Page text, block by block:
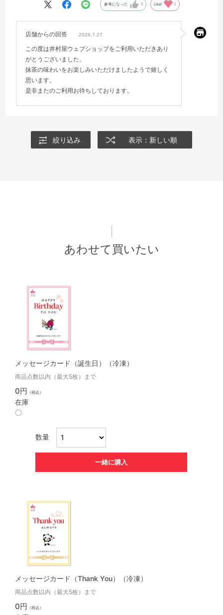
参考になった 0 Like! 0
店舗からの回答 2026.7.27
この度は井村屋ウェブショップをご利用いただきあり
がとうございました。
抹茶の味わいをお楽しみいただけましたようで嬉しく
思います。
是非またのご利用お待ちしております。
絞り込み 表示：新しい順
あわせて買いたい
メッセージカード（誕生日）（冷凍）
商品点数以内（最大5枚）まで
0円 （税込）
在庫
〇
数量
一緒に購入
メッセージカード（Thank You）（冷凍）
商品点数以内（最大5枚）まで
0円 （税込）